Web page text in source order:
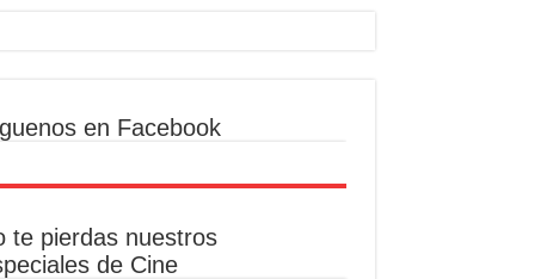
en Facebook
te pierdas nuestros
de Cine